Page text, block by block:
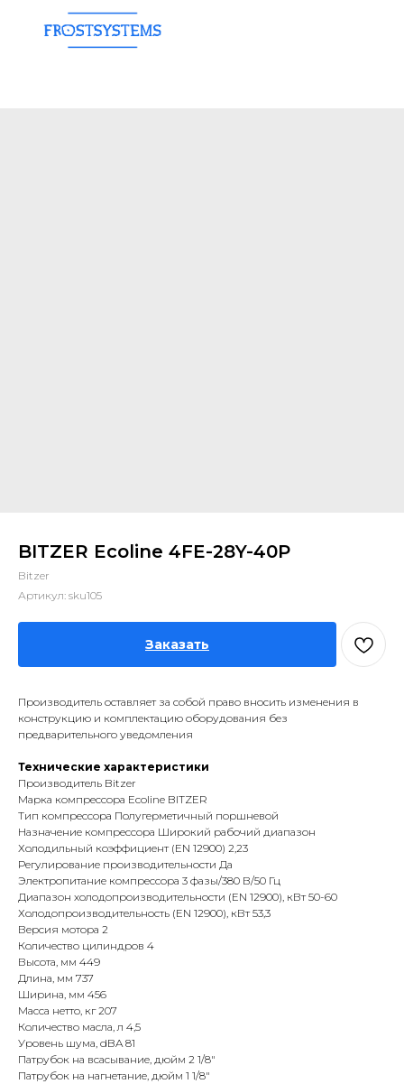
BITZER Ecoline 4FE-28Y-40P
Bitzer
Артикул: sku105
Заказать
Производитель оставляет за собой право вносить изменения в
конструкцию и комплектацию оборудования без
предварительного уведомления
Технические характеристики
Производитель Bitzer
Марка компрессора Ecoline BITZER
Тип компрессора Полугерметичный поршневой
Назначение компрессора Широкий рабочий диапазон
Холодильный коэффициент (EN 12900) 2,23
Регулирование производительности Да
Электропитание компрессора 3 фазы/380 В/50 Гц
Диапазон холодопроизводительности (EN 12900), кВт 50-60
Холодопроизводительность (EN 12900), кВт 53,3
Версия мотора 2
Количество цилиндров 4
Высота, мм 449
Длина, мм 737
Ширина, мм 456
Масса нетто, кг 207
Количество масла, л 4,5
Уровень шума, dBA 81
Патрубок на всасывание, дюйм 2 1/8"
Патрубок на нагнетание, дюйм 1 1/8"